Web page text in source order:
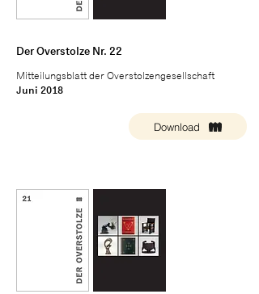
Der Overstolze Nr. 22
Mitteilungsblatt der Overstolzengesellschaft
Juni 2018
Download